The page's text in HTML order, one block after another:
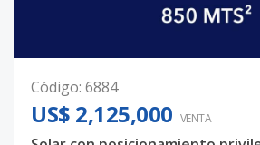
Código: 6884
US$ 2,125,000 VENTA